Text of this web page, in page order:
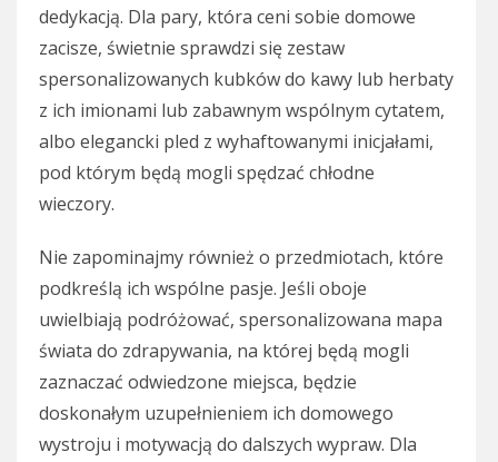
dedykacją. Dla pary, która ceni sobie domowe
zacisze, świetnie sprawdzi się zestaw
spersonalizowanych kubków do kawy lub herbaty
z ich imionami lub zabawnym wspólnym cytatem,
albo elegancki pled z wyhaftowanymi inicjałami,
pod którym będą mogli spędzać chłodne
wieczory.
Nie zapominajmy również o przedmiotach, które
podkreślą ich wspólne pasje. Jeśli oboje
uwielbiają podróżować, spersonalizowana mapa
świata do zdrapywania, na której będą mogli
zaznaczać odwiedzone miejsca, będzie
doskonałym uzupełnieniem ich domowego
wystroju i motywacją do dalszych wypraw. Dla